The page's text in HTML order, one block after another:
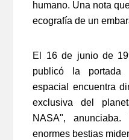
humano. Una nota
ecografía de un
El 16 de junio de
publicó la portada
espacial encuentra
exclusiva del
NASA",
enormes bestias